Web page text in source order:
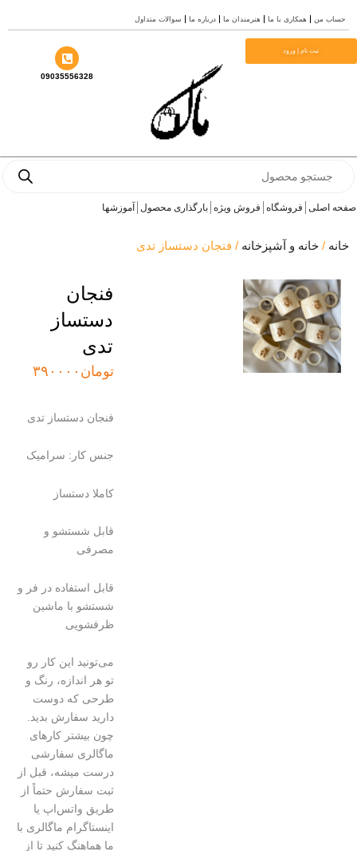
من همکاری با ما هنرمندان ما درباره ما سوالات متداول
ثبت نام | ورود
09035556328
اصلی فروشگاه فروش ویژه بارگذاری محصول آموزشها
/خانه و آشپزخانه / فنجان دستساز تدی
فنجان
دستساز
تدی
تومان۳۹۰۰۰۰
فنجان دستساز تدی
جنس کار: سرامیک
کاملا دستساز
قابل شستشو و
مصرفی
قابل استفاده در فر و
شستشو با ماشین
ظرفشویی
می‌تونید این کار رو
تو هر اندازه، رنگ و
طرحی که دوست
دارید سفارش بدید.
چون بیشتر کارهای
ماگالری سفارشی
درست میشه، قبل از
ثبت سفارش حتماً از
طریق واتس‌اپ یا
اینستاگرام ماگالری با
ما هماهنگ کنید تا از